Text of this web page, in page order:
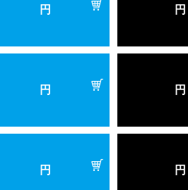
円 円
円 円
円 円